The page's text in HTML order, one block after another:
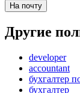
На почту
Другие
developer
accountant
бухгалтер
бухгалтер